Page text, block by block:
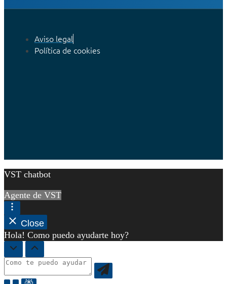
Aviso legal
Política de cookies
VST chatbot
Agente de VST
Close
Hola! Como puedo ayudarte hoy?